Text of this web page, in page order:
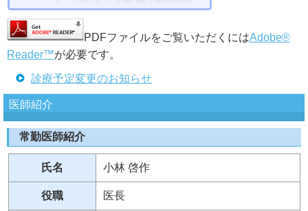
PDFファイルをご覧いただくにはAdobe®
Reader™が必要です。
診療予定変更のお知らせ
医師紹介
常勤医師紹介
氏名 小林 啓作
役職 医長